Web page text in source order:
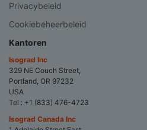
Privacybeleid
Cookiebeheerbeleid
Kantoren
Isograd Inc
329 NE Couch Street,
Portland, OR 97232
USA
Tel : +1 (833) 476-4723
Isograd Canada Inc